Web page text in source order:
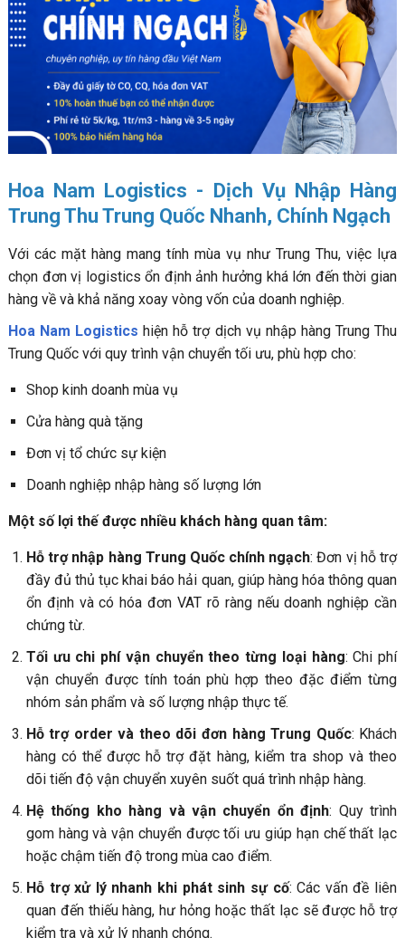
Hoa Nam Logistics - Dịch Vụ Nhập Hàng
Trung Thu Trung Quốc Nhanh, Chính Ngạch
Với các mặt hàng mang tính mùa vụ như Trung Thu, việc lựa
chọn đơn vị logistics ổn định ảnh hưởng khá lớn đến thời gian
hàng về và khả năng xoay vòng vốn của doanh nghiệp.
Hoa Nam Logistics hiện hỗ trợ dịch vụ nhập hàng Trung Thu
Trung Quốc với quy trình vận chuyển tối ưu, phù hợp cho:
Shop kinh doanh mùa vụ
Cửa hàng quà tặng
Đơn vị tổ chức sự kiện
Doanh nghiệp nhập hàng số lượng lớn
Một số lợi thế được nhiều khách hàng quan tâm:
Hỗ trợ nhập hàng Trung Quốc chính ngạch: Đơn vị hỗ trợ
đầy đủ thủ tục khai báo hải quan, giúp hàng hóa thông quan
ổn định và có hóa đơn VAT rõ ràng nếu doanh nghiệp cần
chứng từ.
Tối ưu chi phí vận chuyển theo từng loại hàng: Chi phí
vận chuyển được tính toán phù hợp theo đặc điểm từng
nhóm sản phẩm và số lượng nhập thực tế.
Hỗ trợ order và theo dõi đơn hàng Trung Quốc: Khách
hàng có thể được hỗ trợ đặt hàng, kiểm tra shop và theo
dõi tiến độ vận chuyển xuyên suốt quá trình nhập hàng.
Hệ thống kho hàng và vận chuyển ổn định: Quy trình
gom hàng và vận chuyển được tối ưu giúp hạn chế thất lạc
hoặc chậm tiến độ trong mùa cao điểm.
Hỗ trợ xử lý nhanh khi phát sinh sự cố: Các vấn đề liên
quan đến thiếu hàng, hư hỏng hoặc thất lạc sẽ được hỗ trợ
kiểm tra và xử lý nhanh chóng.